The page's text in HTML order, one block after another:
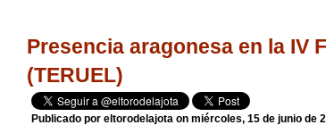
Presencia aragonesa en la IV
(TERUEL)
Publicado por eltorodelajota on miércoles, 15 de junio de